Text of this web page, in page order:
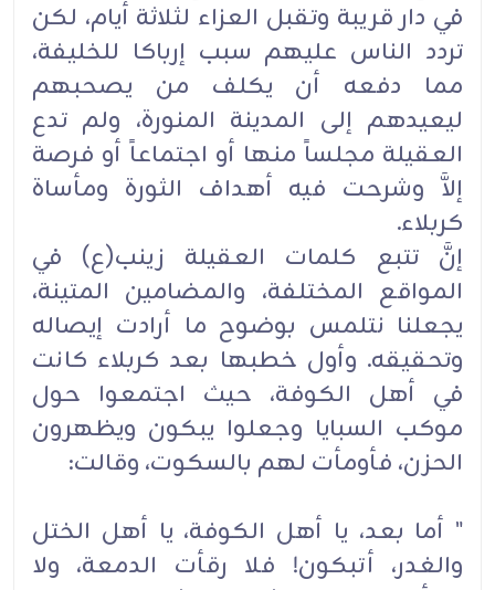
في دار قريبة وتقبل العزاء لثلاثة أيام، لكن
تردد الناس عليهم سبب إرباكا للخليفة،
مما دفعه أن يكلف من يصحبهم
ليعيدهم إلى المدينة المنورة، ولم تدع
العقيلة مجلساً منها أو اجتماعاً أو فرصة
إلاَّ وشرحت فيه أهداف الثورة ومأساة
كربلاء.
إنَّ تتبع كلمات العقيلة زينب(ع) في
المواقع المختلفة، والمضامين المتينة،
يجعلنا نتلمس بوضوح ما أرادت إيصاله
وتحقيقه. وأول خطبها بعد كربلاء كانت
في أهل الكوفة، حيث اجتمعوا حول
موكب السبايا وجعلوا يبكون ويظهرون
الحزن، فأومأت لهم بالسكوت، وقالت:
" أما بعد، يا أهل الكوفة، يا أهل الختل
والغدر، أتبكون! فلا رقأت الدمعة، ولا